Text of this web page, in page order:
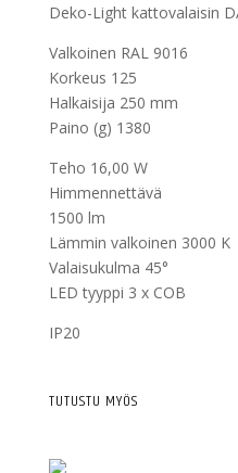
Deko-Light kattovalaisin
Valkoinen RAL 9016
Korkeus 125
Halkaisija 250 mm
Paino (g) 1380
Teho 16,00 W
Himmennettävä
1500 lm
Lämmin valkoinen 3000 K
Valaisukulma 45°
LED tyyppi 3 x COB
IP20
TUTUSTU MYÖS